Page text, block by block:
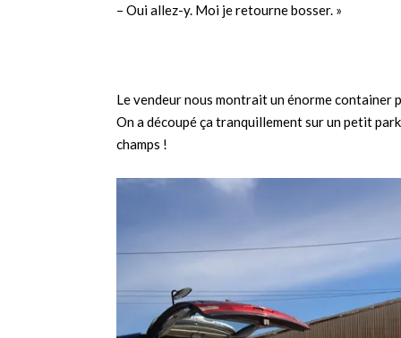
– Oui allez-y. Moi je retourne bosser. »
Le vendeur nous montrait un énorme container
On a découpé ça tranquillement sur un petit
champs !